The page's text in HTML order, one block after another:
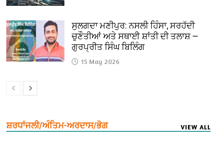
ਸੁਲਗਦਾ ਮਣੀਪੁਰ: ਨਸਲੀ ਹਿੰਸਾ, ਸਰਹੱਦੀ
ਚੁਣੌਤੀਆਂ ਅਤੇ ਸਥਾਈ ਸ਼ਾਂਤੀ ਦੀ ਤਲਾਸ਼ —
ਗੁਰਪ੍ਰੀਤ ਸਿੰਘ ਬਿਲਿੰਗ
15 May 2026
ਸ਼ਰਧਾਂਜਲੀ/ਅੰਤਿਮ-ਅਰਦਾਸ/ਭੋਗ VIEW ALL